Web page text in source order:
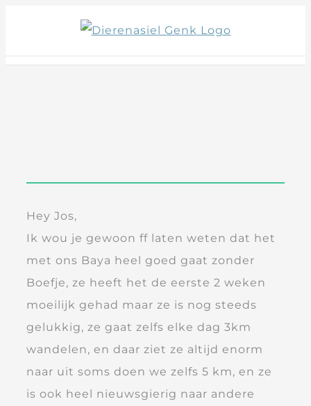
content
Hey Jos,
Ik wou je gewoon ff laten weten dat het
met ons Baya heel goed gaat zonder
Boefje, ze heeft het de eerste 2 weken
moeilijk gehad maar ze is nog steeds
gelukkig, ze gaat zelfs elke dag 3km
wandelen, en daar ziet ze altijd enorm
naar uit soms doen we zelfs 5 km, en ze
is ook heel nieuwsgierig naar andere